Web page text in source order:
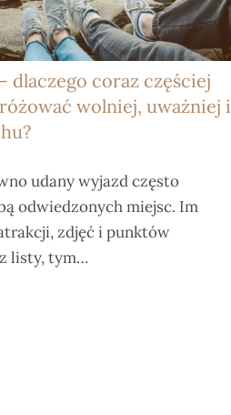
dlaczego coraz częściej
wolniej, uważniej i
udany wyjazd często
odwiedzonych miejsc. Im
zdjęć i punktów
listy, tym…